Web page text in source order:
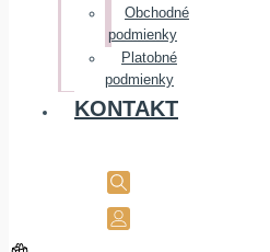
Obchodné
podmienky
Platobné
podmienky
KONTAKT